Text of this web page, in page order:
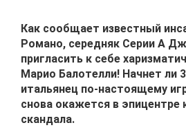
Как сообщает известный
Романо, середняк Серии А
пригласить к себе
Марио Балотелли! Начнет ли
итальянец по-настоящему
снова окажется в эпицентре
скандала.